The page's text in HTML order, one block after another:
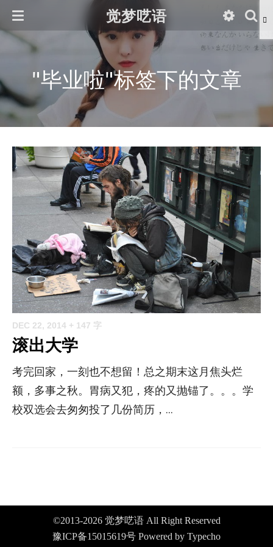
觉梦呓语
"毕业啦"标签下的文章
DEC 22, 2014 + 147 字
滚出大学
考完回家，一刻也不想留！总之期末这月焦头烂
额，多事之秋。胃病又犯，疼的又抛锚了。。。学
校双选会去匆匆投了几份简历，...
©2013-2026 觉梦呓语 All Right Reserved
豫ICP备15015619号 Powered by Typecho